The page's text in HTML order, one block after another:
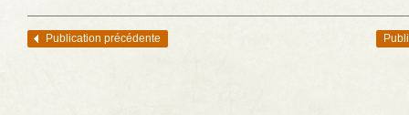
Navigation des articles
Publication précédente